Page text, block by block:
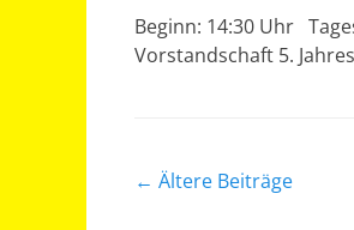
Beginn: 14:30 Uhr
Vorstandschaft 5.
← Ältere Beiträge